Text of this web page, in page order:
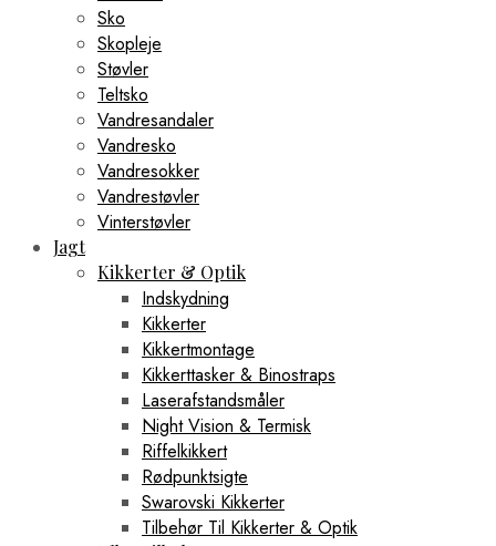
Sko
Skopleje
Støvler
Teltsko
Vandresandaler
Vandresko
Vandresokker
Vandrestøvler
Vinterstøvler
Jagt
Kikkerter & Optik
Indskydning
Kikkerter
Kikkertmontage
Kikkerttasker & Binostraps
Laserafstandsmåler
Night Vision & Termisk
Riffelkikkert
Rødpunktsigte
Swarovski Kikkerter
Tilbehør Til Kikkerter & Optik